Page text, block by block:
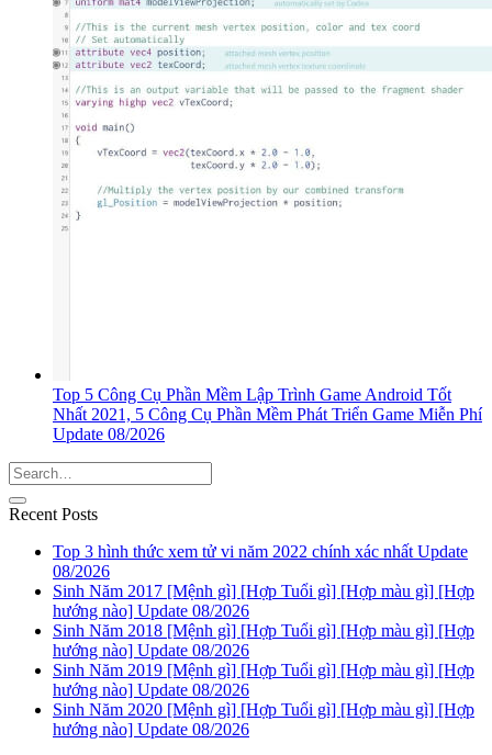
Top 5 Công Cụ Phần Mềm Lập Trình Game Android Tốt
Nhất 2021, 5 Công Cụ Phần Mềm Phát Triển Game Miễn Phí
Update 08/2026
Recent Posts
Top 3 hình thức xem tử vi năm 2022 chính xác nhất Update
08/2026
Sinh Năm 2017 [Mệnh gì] [Hợp Tuổi gì] [Hợp màu gì] [Hợp
hướng nào] Update 08/2026
Sinh Năm 2018 [Mệnh gì] [Hợp Tuổi gì] [Hợp màu gì] [Hợp
hướng nào] Update 08/2026
Sinh Năm 2019 [Mệnh gì] [Hợp Tuổi gì] [Hợp màu gì] [Hợp
hướng nào] Update 08/2026
Sinh Năm 2020 [Mệnh gì] [Hợp Tuổi gì] [Hợp màu gì] [Hợp
hướng nào] Update 08/2026